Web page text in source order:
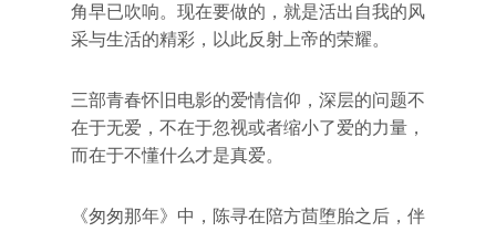
角早已吹响。现在要做的，就是活出自我的风
采与生活的精彩，以此反射上帝的荣耀。
三部青春怀旧电影的爱情信仰，深层的问题不
在于无爱，不在于忽视或者缩小了爱的力量，
而在于不懂什么才是真爱。
《匆匆那年》中，陈寻在陪方茴堕胎之后，伴